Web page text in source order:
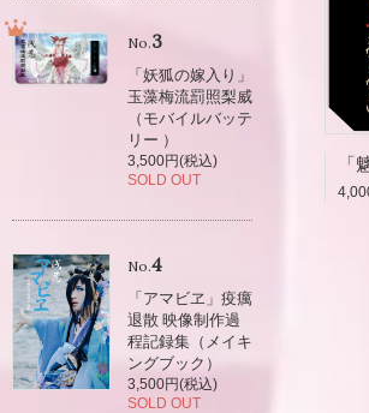
No.3
「妖狐の嫁入り」
玉藻梅流罰照梨威
（モバイルバッテ
リー ）
3,500円(税込)
SOLD OUT
No.4
「アマビヱ」疫癘
退散 映像制作過
程記録集（メイキ
ングブック）
3,500円(税込)
SOLD OUT